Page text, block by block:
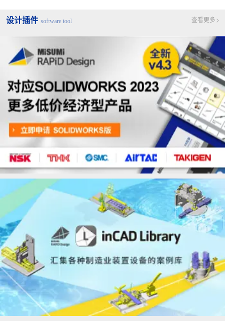
设计插件 software tool 查看更多